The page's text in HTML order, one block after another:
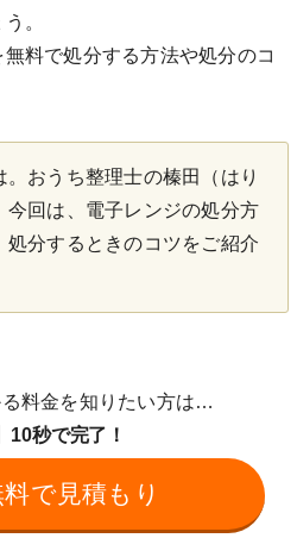
。
料で処分する方法や処分のコ
。おうち整理士の榛田（はり
今回は、電子レンジの処分方
処分するときのコツをご紹介
料金を知りたい方は…
10秒で完了！
で見積もり